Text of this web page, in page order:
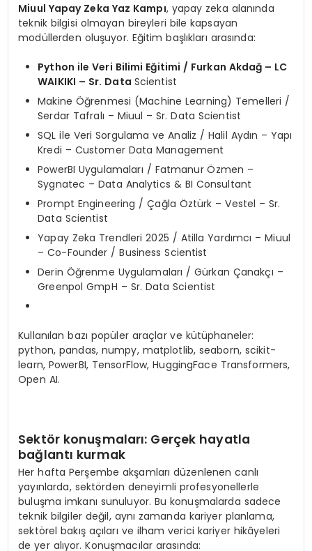
Miuul Yapay Zeka Yaz Kampı, yapay zeka alanında
teknik bilgisi olmayan bireyleri bile kapsayan
modüllerden oluşuyor. Eğitim başlıkları arasında:
Python ile Veri Bilimi Eğitimi / Furkan Akdağ – LC
WAIKIKI – Sr. Data Scientist
Makine Öğrenmesi (Machine Learning) Temelleri /
Serdar Tafralı – Miuul – Sr. Data Scientist
SQL ile Veri Sorgulama ve Analiz / Halil Aydın – Yapı
Kredi – Customer Data Management
PowerBI Uygulamaları / Fatmanur Özmen –
Sygnatec – Data Analytics & BI Consultant
Prompt Engineering / Çağla Öztürk – Vestel – Sr.
Data Scientist
Yapay Zeka Trendleri 2025 / Atilla Yardımcı – Miuul
– Co-Founder / Business Scientist
Derin Öğrenme Uygulamaları / Gürkan Çanakçı –
Greenpol GmpH – Sr. Data Scientist
Kullanılan bazı popüler araçlar ve kütüphaneler:
python, pandas, numpy, matplotlib, seaborn, scikit-
learn, PowerBI, TensorFlow, HuggingFace Transformers,
Open AI.
Sektör konuşmaları: Gerçek hayatla
bağlantı kurmak
Her hafta Perşembe akşamları düzenlenen canlı
yayınlarda, sektörden deneyimli profesyonellerle
buluşma imkanı sunuluyor. Bu konuşmalarda sadece
teknik bilgiler değil, aynı zamanda kariyer planlama,
sektörel bakış açıları ve ilham verici kariyer hikâyeleri
de yer alıyor. Konuşmacılar arasında: